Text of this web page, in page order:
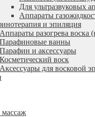
Для ультразвуковых
Аппараты
и эпиляция
Аппараты разогрева воска
Парафиновые ванны
Парафин и аксессуары
Косметический воск
Аксессуары для восковой